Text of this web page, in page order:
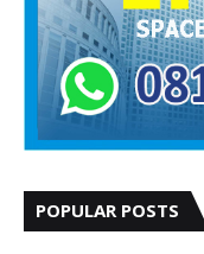
POPULAR POSTS